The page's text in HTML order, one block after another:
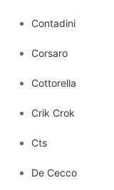
Contadini
Corsaro
Cottorella
Crik Crok
Cts
De Cecco